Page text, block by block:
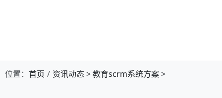
位置： 首页 资讯动态>教育scrm系统方案>